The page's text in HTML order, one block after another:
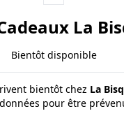
La
Bientôt disponible
bientôt chez La
pour être